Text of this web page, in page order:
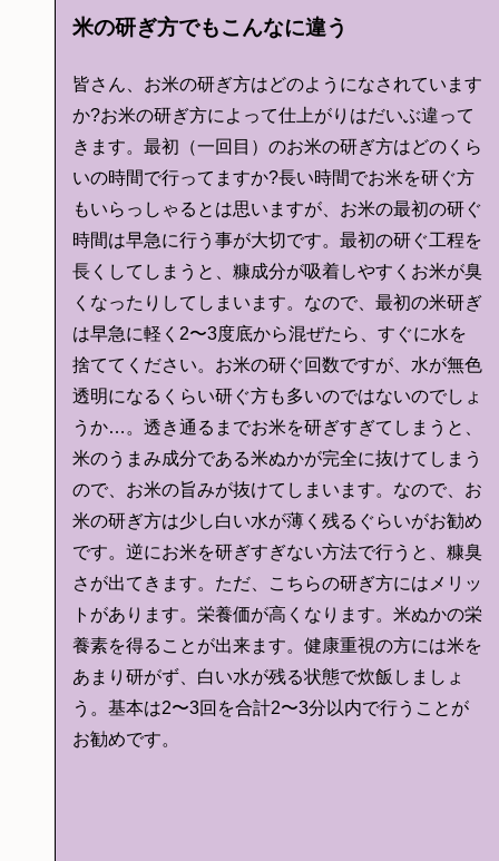
米の研ぎ方でもこんなに違う
皆さん、お米の研ぎ方はどのようになされています
か?お米の研ぎ方によって仕上がりはだいぶ違って
きます。最初（一回目）のお米の研ぎ方はどのくら
いの時間で行ってますか?長い時間でお米を研ぐ方
もいらっしゃるとは思いますが、お米の最初の研ぐ
時間は早急に行う事が大切です。最初の研ぐ工程を
長くしてしまうと、糠成分が吸着しやすくお米が臭
くなったりしてしまいます。なので、最初の米研ぎ
は早急に軽く2〜3度底から混ぜたら、すぐに水を
捨ててください。お米の研ぐ回数ですが、水が無色
透明になるくらい研ぐ方も多いのではないのでしょ
うか…。透き通るまでお米を研ぎすぎてしまうと、
米のうまみ成分である米ぬかが完全に抜けてしまう
ので、お米の旨みが抜けてしまいます。なので、お
米の研ぎ方は少し白い水が薄く残るぐらいがお勧め
です。逆にお米を研ぎすぎない方法で行うと、糠臭
さが出てきます。ただ、こちらの研ぎ方にはメリッ
トがあります。栄養価が高くなります。米ぬかの栄
養素を得ることが出来ます。健康重視の方には米を
あまり研がず、白い水が残る状態で炊飯しましょ
う。基本は2〜3回を合計2〜3分以内で行うことが
お勧めです。